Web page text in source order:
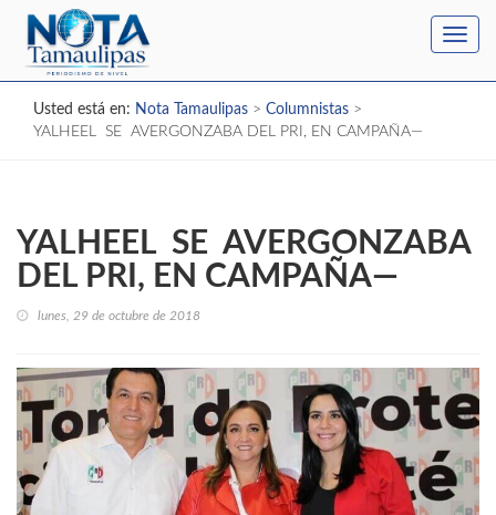
Usted está en: Nota Tamaulipas > Columnistas >
YALHEEL SE AVERGONZABA DEL PRI, EN CAMPAÑA—
YALHEEL SE AVERGONZABA
DEL PRI, EN CAMPAÑA—
lunes, 29 de octubre de 2018